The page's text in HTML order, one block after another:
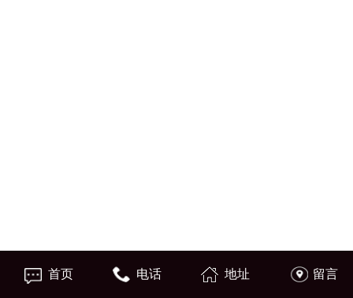
首页 电话 地址 留言